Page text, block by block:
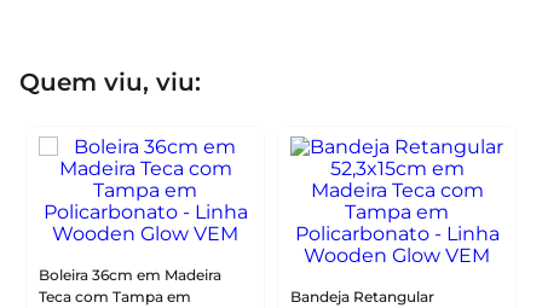
Quem viu, viu:
Boleira 36cm em Madeira
Teca com Tampa em
Bandeja Retangular